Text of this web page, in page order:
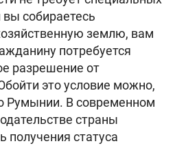
собираетесь
землю, вам
потребуется
разрешение от
это условие можно,
Румынии. В современном
страны
получения статуса